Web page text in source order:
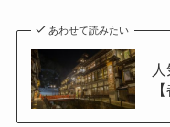
あわせて読みたい